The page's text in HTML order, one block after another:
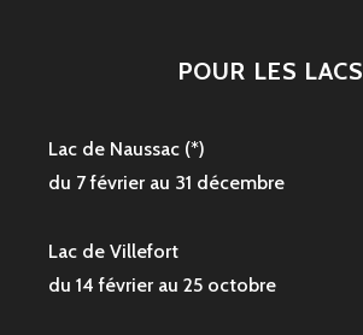
POUR LES LACS
Lac de Naussac (*)
du 7 février au 31 décembre
Lac de Villefort
du 14 février au 25 octobre